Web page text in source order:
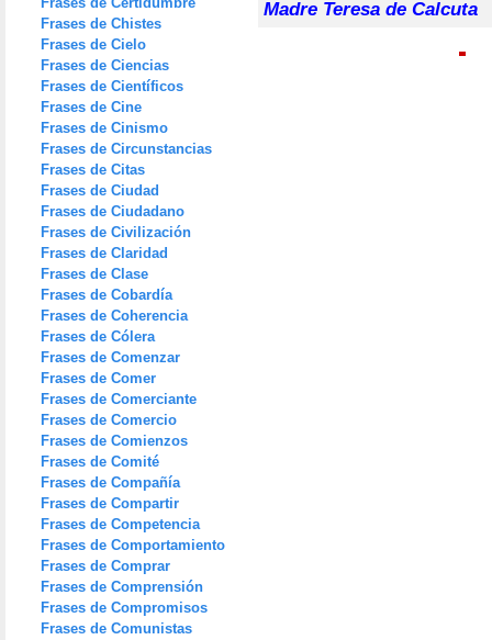
Frases de Chistes
Frases de Cielo
Frases de Ciencias
Frases de Científicos
Frases de Cine
Frases de Cinismo
Frases de Circunstancias
Frases de Citas
Frases de Ciudad
Frases de Ciudadano
Frases de Civilización
Frases de Claridad
Frases de Clase
Frases de Cobardía
Frases de Coherencia
Frases de Cólera
Frases de Comenzar
Frases de Comer
Frases de Comerciante
Frases de Comercio
Frases de Comienzos
Frases de Comité
Frases de Compañía
Frases de Compartir
Frases de Competencia
Frases de Comportamiento
Frases de Comprar
Frases de Comprensión
Frases de Compromisos
Frases de Comunistas
Madre Teresa de Calcuta